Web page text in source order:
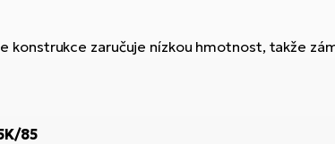
konstrukce zaručuje nízkou hmotnost, takže
85